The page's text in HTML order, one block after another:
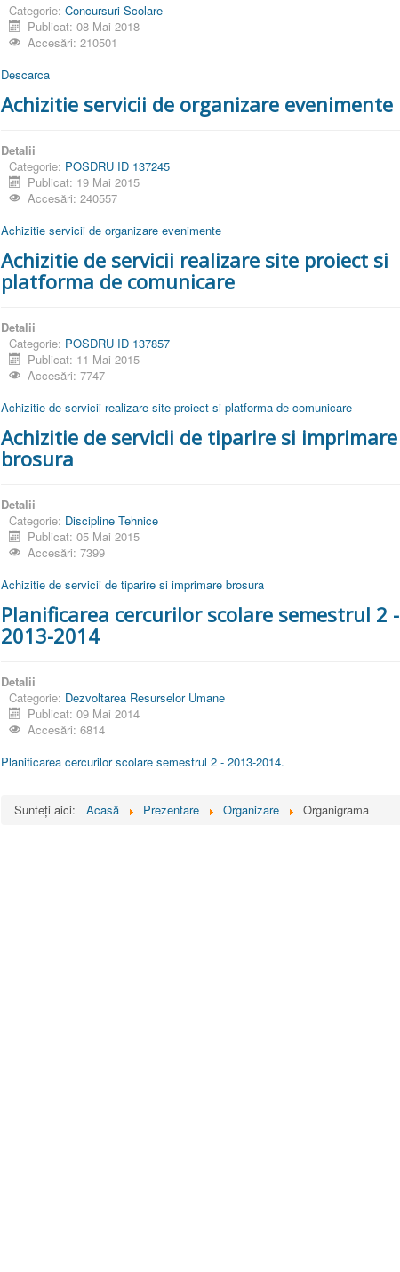
Categorie: Concursuri Scolare
Publicat: 08 Mai 2018
Accesări: 210501
Descarca
Achizitie servicii de organizare evenimente
Detalii
Categorie: POSDRU ID 137245
Publicat: 19 Mai 2015
Accesări: 240557
Achizitie servicii de organizare evenimente
Achizitie de servicii realizare site proiect si
platforma de comunicare
Detalii
Categorie: POSDRU ID 137857
Publicat: 11 Mai 2015
Accesări: 7747
Achizitie de servicii realizare site proiect si platforma de comunicare
Achizitie de servicii de tiparire si imprimare
brosura
Detalii
Categorie: Discipline Tehnice
Publicat: 05 Mai 2015
Accesări: 7399
Achizitie de servicii de tiparire si imprimare brosura
Planificarea cercurilor scolare semestrul 2 -
2013-2014
Detalii
Categorie: Dezvoltarea Resurselor Umane
Publicat: 09 Mai 2014
Accesări: 6814
Planificarea cercurilor scolare semestrul 2 - 2013-2014.
Sunteți aici: Acasă Prezentare Organizare Organigrama